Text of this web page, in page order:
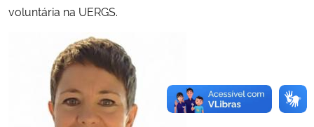
voluntária na UERGS.